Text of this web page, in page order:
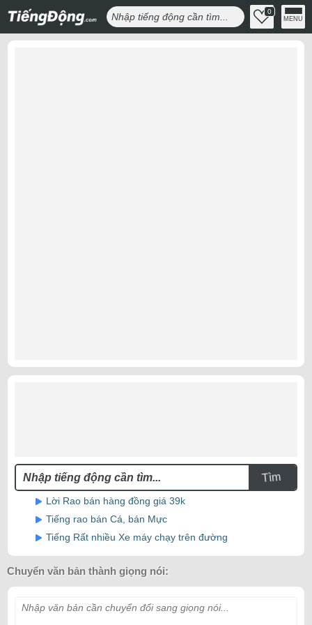
0
MENU
Tìm
Lời Rao bán hàng đồng giá 39k
Tiếng rao bán Cá, bán Mực
Tiếng Rất nhiều Xe máy chạy trên đường
Chuyển văn bản thành giọng nói:
Nhập văn bản cần chuyển đổi sang giọng nói...